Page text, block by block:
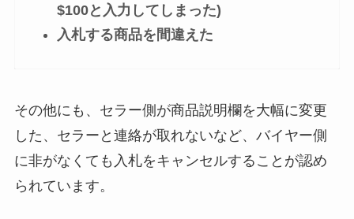
$100と入力してしまった)
入札する商品を間違えた
その他にも、セラー側が商品説明欄を大幅に変更
した、セラーと連絡が取れないなど、バイヤー側
に非がなくても入札をキャンセルすることが認め
られています。